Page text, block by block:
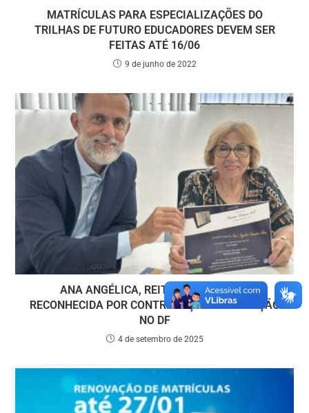
MATRÍCULAS PARA ESPECIALIZAÇÕES DO
TRILHAS DE FUTURO EDUCADORES DEVEM SER
FEITAS ATÉ 16/06
9 de junho de 2022
ANA ANGÉLICA, REITORA DO ICESP, É
RECONHECIDA POR CONTRIBUIÇÃO À EDUCAÇÃO
NO DF
4 de setembro de 2025